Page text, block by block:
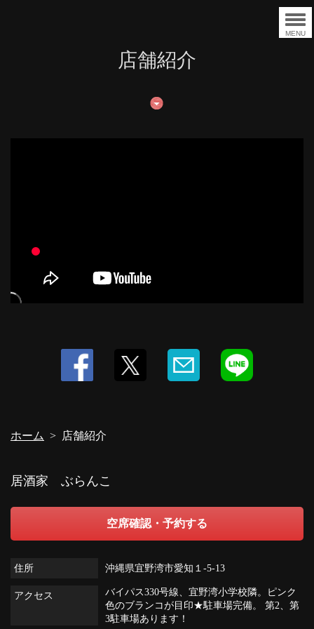
MENU
店舗紹介
ホーム 店舗紹介
居酒家 ぶらんこ
空席確認・予約する
住所 沖縄県宜野湾市愛知１‐5‐13
アクセス
バイパス330号線、宜野湾小学校隣。ピンク
色のブランコが目印★駐車場完備。 第2、第
3駐車場あります！